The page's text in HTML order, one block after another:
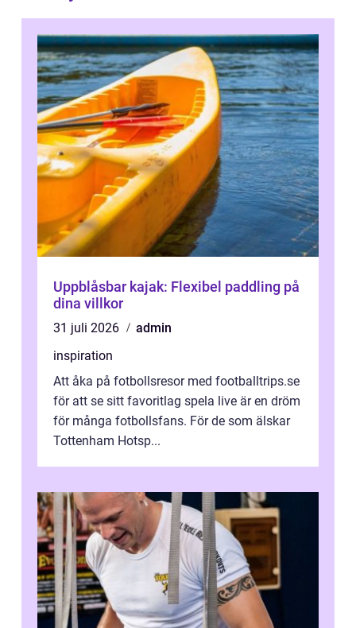
Uppblåsbar kajak: Flexibel paddling på
dina villkor
31 juli 2026
admin
inspiration
Att åka på fotbollsresor med footballtrips.se
för att se sitt favoritlag spela live är en dröm
för många fotbollsfans. För de som älskar
Tottenham Hotsp...